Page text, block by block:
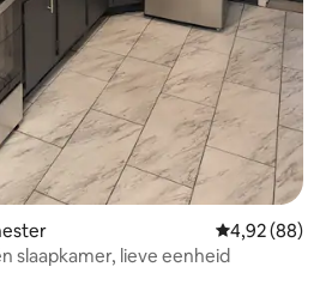
Gemiddelde
4,92 (88)
slaapkamer, lieve eenheid